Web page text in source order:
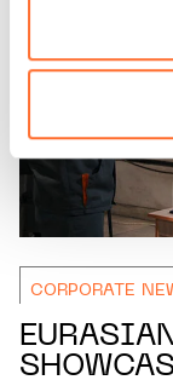
flottante en bas
Pour de plus
nous utilisons
Charte
protection des
CORPORATE